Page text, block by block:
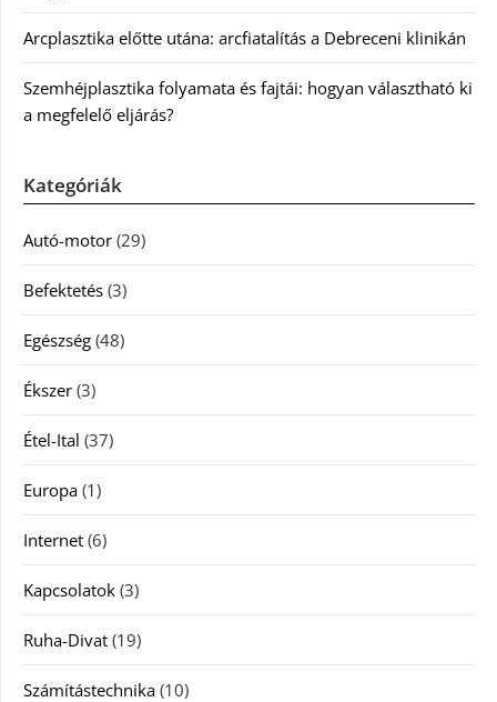
Arcplasztika előtte utána: arcfiatalítás a Debreceni klinikán
Szemhéjplasztika folyamata és fajtái: hogyan választható ki
a megfelelő eljárás?
Kategóriák
Autó-motor (29)
Befektetés (3)
Egészség (48)
Ékszer (3)
Étel-Ital (37)
Europa (1)
Internet (6)
Kapcsolatok (3)
Ruha-Divat (19)
Számítástechnika (10)